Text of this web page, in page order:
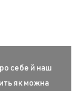
себе й наш
як можна